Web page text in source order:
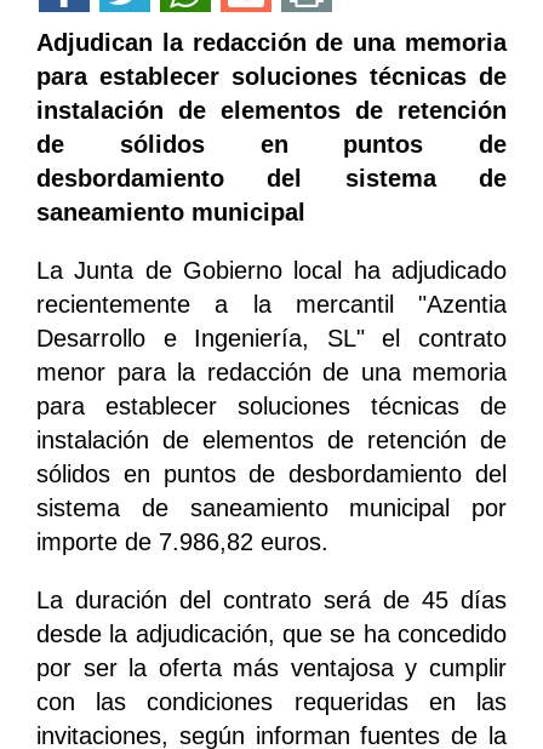
Adjudican la redacción de una memoria
para establecer soluciones técnicas de
instalación de elementos de retención
de sólidos en puntos de
desbordamiento del sistema de
saneamiento municipal
La Junta de Gobierno local ha adjudicado
recientemente a la mercantil "Azentia
Desarrollo e Ingeniería, SL" el contrato
menor para la redacción de una memoria
para establecer soluciones técnicas de
instalación de elementos de retención de
sólidos en puntos de desbordamiento del
sistema de saneamiento municipal por
importe de 7.986,82 euros.
La duración del contrato será de 45 días
desde la adjudicación, que se ha concedido
por ser la oferta más ventajosa y cumplir
con las condiciones requeridas en las
invitaciones, según informan fuentes de la